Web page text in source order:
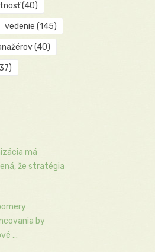
(40)
vedenie (145)
(40)
má
že stratégia
by
...